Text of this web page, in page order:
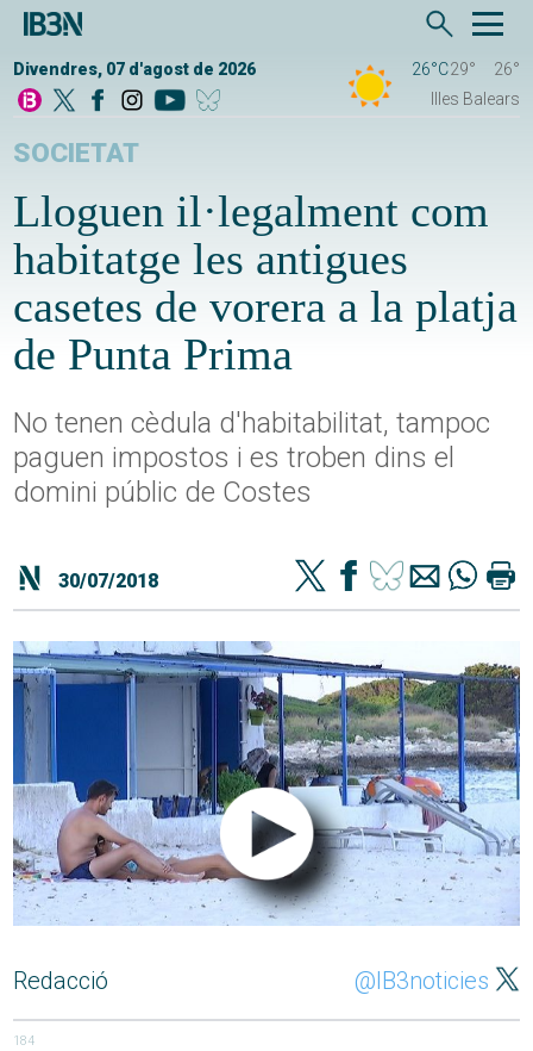
Divendres, 07 d'agost de 2026 26°C29°
26°
Illes Balears
SOCIETAT
Lloguen il·legalment com
habitatge les antigues
casetes de vorera a la platja
de Punta Prima
No tenen cèdula d'habitabilitat, tampoc
paguen impostos i es troben dins el
domini públic de Costes
30/07/2018
Redacció @IB3noticies
184